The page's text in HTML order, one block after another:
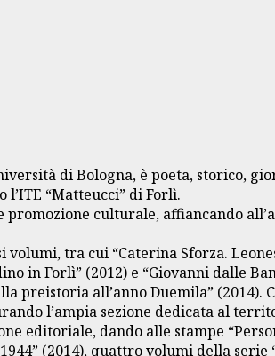
di Bologna, è poeta, storico,
“Matteucci” di Forlì.
promozione culturale, affiancando
tra cui “Caterina Sforza.
in Forlì” (2012) e “Giovanni dalle
preistoria all’anno Duemila”
l’ampia sezione dedicata al
editoriale, dando alle stampe
(2014), quattro volumi della